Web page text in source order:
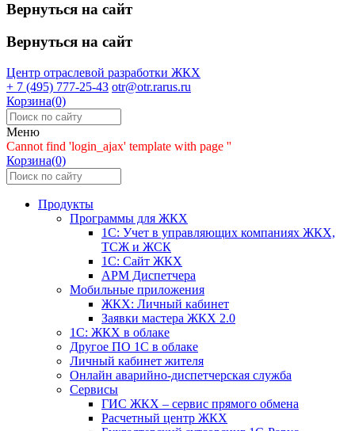
Вернуться на сайт
Вернуться на сайт
Центр отраслевой разработки ЖКХ
+ 7 (495) 777-25-43 otr@otr.rarus.ru
Корзина(0)
Меню
Cannot find 'login_ajax' template with page ''
Корзина(0)
Продукты
Программы для ЖКХ
1С: Учет в управляющих компаниях ЖКХ,
ТСЖ и ЖСК
1С: Сайт ЖКХ
АРМ Диспетчера
Мобильные приложения
ЖКХ: Личный кабинет
Заявки мастера ЖКХ 2.0
1С: ЖКХ в облаке
Другое ПО 1С в облаке
Личный кабинет жителя
Онлайн аварийно-диспетчерская служба
Сервисы
ГИС ЖКХ – сервис прямого обмена
Расчетный центр ЖКХ